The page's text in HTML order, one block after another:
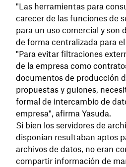
"Las herramientas para
carecer de las funciones de
para un uso comercial y son
de forma centralizada para
"Para evitar filtraciones
de la empresa como
documentos de producción
propuestas y guiones,
formal de intercambio de
empresa", afirma Yasuda.
Si bien los servidores de
disponían resultaban aptos
archivos de datos, no eran
compartir información de